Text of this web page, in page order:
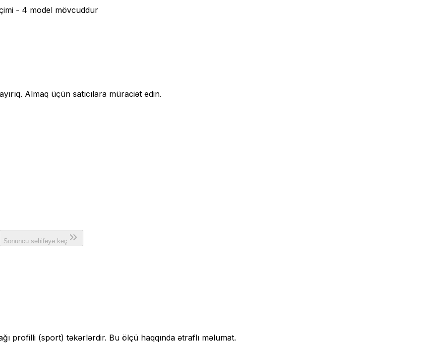
- 4 model mövcuddur
Almaq üçün satıcılara müraciət edin.
Sonuncu səhifəyə keç
profilli (sport) təkərlərdir. Bu ölçü haqqında ətraflı məlumat.